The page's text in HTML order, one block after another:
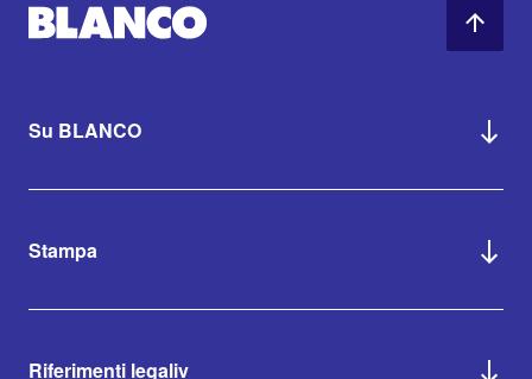
Su BLANCO
Stampa
Riferimenti legaliv